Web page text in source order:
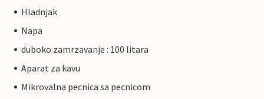
Hladnjak
Napa
duboko zamrzavanje : 100 litara
Aparat za kavu
Mikrovalna pecnica sa pecnicom